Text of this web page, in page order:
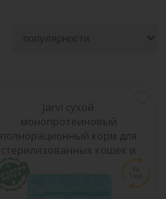
Jarvi сухой
монопротеиновый
полнорационный корм для
стерилизованных кошек и
кастрированных котов